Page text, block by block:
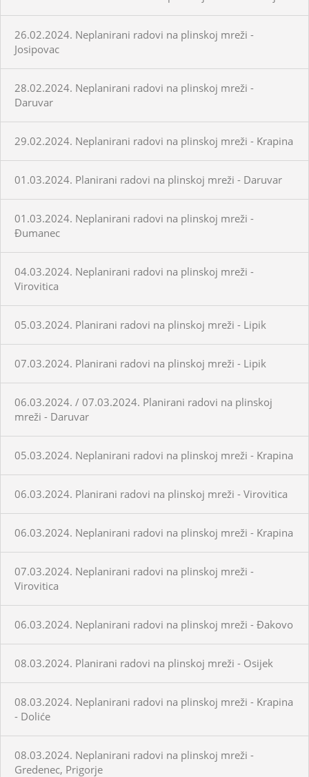
26.02.2024. Neplanirani radovi na plinskoj mreži -
Josipovac
28.02.2024. Neplanirani radovi na plinskoj mreži -
Daruvar
29.02.2024. Neplanirani radovi na plinskoj mreži - Krapina
01.03.2024. Planirani radovi na plinskoj mreži - Daruvar
01.03.2024. Neplanirani radovi na plinskoj mreži -
Đumanec
04.03.2024. Neplanirani radovi na plinskoj mreži -
Virovitica
05.03.2024. Planirani radovi na plinskoj mreži - Lipik
07.03.2024. Planirani radovi na plinskoj mreži - Lipik
06.03.2024. / 07.03.2024. Planirani radovi na plinskoj
mreži - Daruvar
05.03.2024. Neplanirani radovi na plinskoj mreži - Krapina
06.03.2024. Planirani radovi na plinskoj mreži - Virovitica
06.03.2024. Neplanirani radovi na plinskoj mreži - Krapina
07.03.2024. Neplanirani radovi na plinskoj mreži -
Virovitica
06.03.2024. Neplanirani radovi na plinskoj mreži - Đakovo
08.03.2024. Planirani radovi na plinskoj mreži - Osijek
08.03.2024. Neplanirani radovi na plinskoj mreži - Krapina
- Doliće
08.03.2024. Neplanirani radovi na plinskoj mreži -
Gredenec, Prigorje